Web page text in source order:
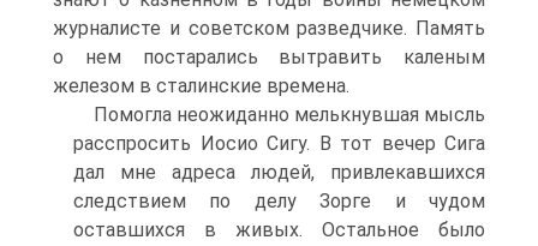
журналисте и советском разведчике. Память
о нем постарались вытравить каленым
железом в сталинские времена.
Помогла неожиданно мелькнувшая мысль
расспросить Иосио Сигу. В тот вечер Сига
дал мне адреса людей, привлекавшихся
следствием по делу Зорге и чудом
оставшихся в живых. Остальное было